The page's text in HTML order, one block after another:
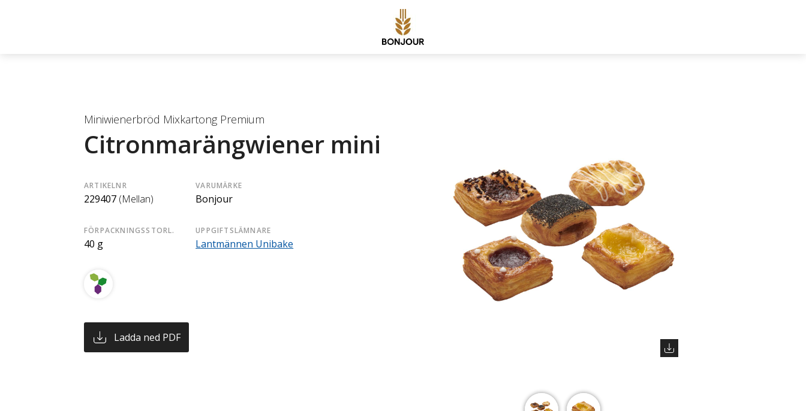
Miniwienerbröd Mixkartong Premium
Citronmarängwiener mini
ARTIKELNR
229407 (Mellan)
VARUMÄRKE
Bonjour
FÖRPACKNINGSSTORL.
40 g
UPPGIFTSLÄMNARE
Lantmännen Unibake
Ladda ned PDF